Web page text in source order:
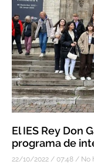
El IES Rey Don
programa de
22/10/2022 07:48 No